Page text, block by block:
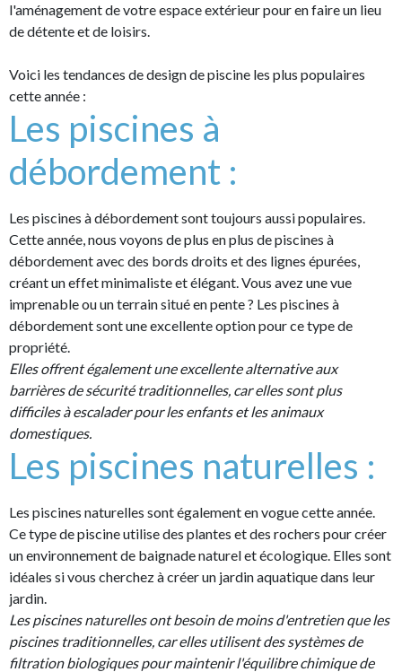
l'aménagement de votre espace extérieur pour en faire un lieu
de détente et de loisirs.
Voici les tendances de design de piscine les plus populaires
cette année :
Les piscines à
débordement :
Les piscines à débordement sont toujours aussi populaires.
Cette année, nous voyons de plus en plus de piscines à
débordement avec des bords droits et des lignes épurées,
créant un effet minimaliste et élégant. Vous avez une vue
imprenable ou un terrain situé en pente ? Les piscines à
débordement sont une excellente option pour ce type de
propriété.
Elles offrent également une excellente alternative aux
barrières de sécurité traditionnelles, car elles sont plus
difficiles à escalader pour les enfants et les animaux
domestiques.
Les piscines naturelles :
Les piscines naturelles sont également en vogue cette année.
Ce type de piscine utilise des plantes et des rochers pour créer
un environnement de baignade naturel et écologique. Elles sont
idéales si vous cherchez à créer un jardin aquatique dans leur
jardin.
Les piscines naturelles ont besoin de moins d'entretien que les
piscines traditionnelles, car elles utilisent des systèmes de
filtration biologiques pour maintenir l'équilibre chimique de